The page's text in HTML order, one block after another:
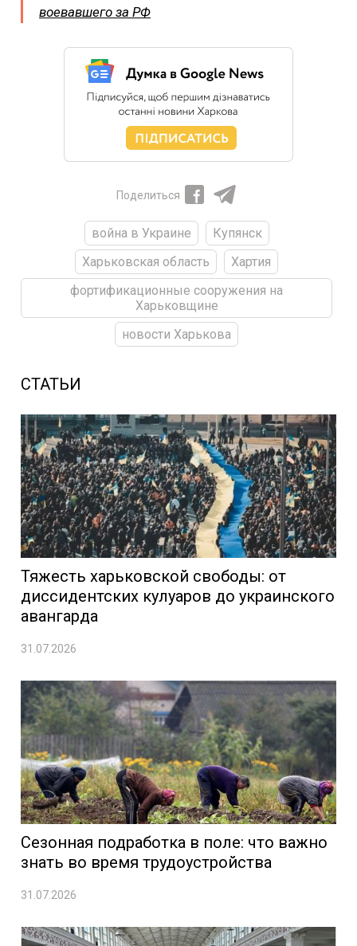
воевавшего за РФ
Поделиться
война в Украине
Купянск
Харьковская область
Хартия
фортификационные сооружения на
Харьковщине
новости Харькова
СТАТЬИ
Тяжесть харьковской свободы: от
диссидентских кулуаров до украинского
авангарда
31.07.2026
Сезонная подработка в поле: что важно
знать во время трудоустройства
31.07.2026